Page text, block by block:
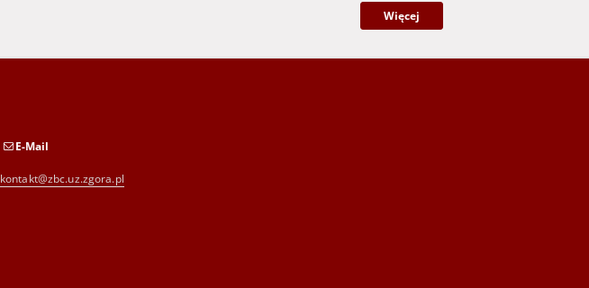
Więcej
E-Mail
kontakt@zbc.uz.zgora.pl